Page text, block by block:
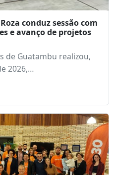
conduz sessão com
e avanço de projetos
de Guatambu realizou,